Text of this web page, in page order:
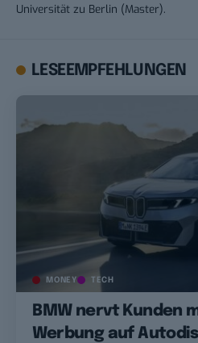
Universität zu Berlin (Master).
LESEEMPFEHLUNGEN
MONEY TECH
BMW nervt Kunden
Werbung auf